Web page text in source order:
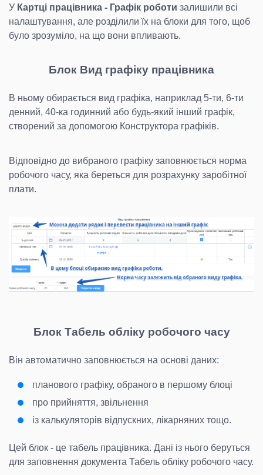
У Картці працівника - Графік роботи залишили всі
налаштування, але розділили їх на блоки для того, щоб
було зрозуміло, на що вони впливають.
Блок Вид графіку працівника
В ньому обирається вид графіка, наприклад 5-ти, 6-ти
денний, 40-ка годинний або будь-який інший графік,
створений за допомогою Конструктора графіків.
Відповідно до вибраного графіку заповнюється норма
робочого часу, яка береться для розрахунку заробітної
плати.
Блок Табель обліку робочого часу
Він автоматично заповнюється на основі даних:
планового графіку, обраного в першому блоці
про прийняття, звільнення
із калькуляторів відпускних, лікарняних тощо.
Цей блок - це табель працівника. Дані із нього беруться
для заповнення документа Табель обліку робочого часу.